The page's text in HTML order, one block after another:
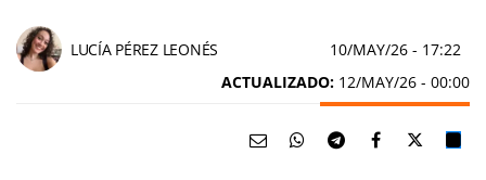
LUCÍA PÉREZ LEONÉS 10/MAY/26 - 17:22
ACTUALIZADO: 12/MAY/26 - 00:00